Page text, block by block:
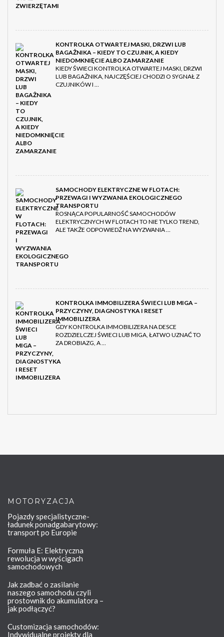
KONTROLKA OTWARTEJ MASKI, DRZWI LUB
BAGAŻNIKA – KIEDY TO CZUJNIK, A KIEDY
NIEDOMKNIĘCIE ALBO ZAMARZANIE
KIEDY ŚWIECI KONTROLKA OTWARTEJ MASKI, DRZWI
LUB BAGAŻNIKA, NAJCZĘŚCIEJ CHODZI O SYGNAŁ Z
CZUJNIKÓW I …
SAMOCHODY ELEKTRYCZNE W FLOTACH:
PRZEWAGI I WYZWANIA EKOLOGICZNEGO
TRANSPORTU
ROSNĄCA POPULARNOŚĆ SAMOCHODÓW
ELEKTRYCZNYCH W FLOTACH TO NIE TYLKO TREND,
ALE TAKŻE ODPOWIEDŹ NA WYZWANIA …
KONTROLKA IMMOBILIZERA ŚWIECI LUB MIGA –
PRZYCZYNY, DIAGNOSTYKA I RESET
IMMOBILIZERA
GDY KONTROLKA IMMOBILIZERA NA DESCE
ROZDZIELCZEJ ŚWIECI LUB MIGA, ŁATWO UZNAĆ TO
ZA DROBIAZG, A …
MOTORYZACJA
Pojazdy specjalistyczne-
ładunek ponadgabarytowy:
transport po Europie
Formuła E: Elektryczna
rewolucja w wyścigach
samochodowych
Jak zadbać o zasilanie
naszego samochodu czyli
prostownik do akumulatora –
jak podłączyć?
Customizacja samochodów:
Indywidualne projekty dla